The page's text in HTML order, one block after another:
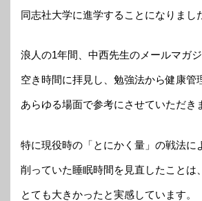
同志社大学に進学することになりまし
浪人の1年間、中西先生のメールマガジ
空き時間に拝見し、勉強法から健康管
あらゆる場面で参考にさせていただき
特に現役時の「とにかく量」の戦法に
削っていた睡眠時間を見直したことは、
とても大きかったと実感しています。